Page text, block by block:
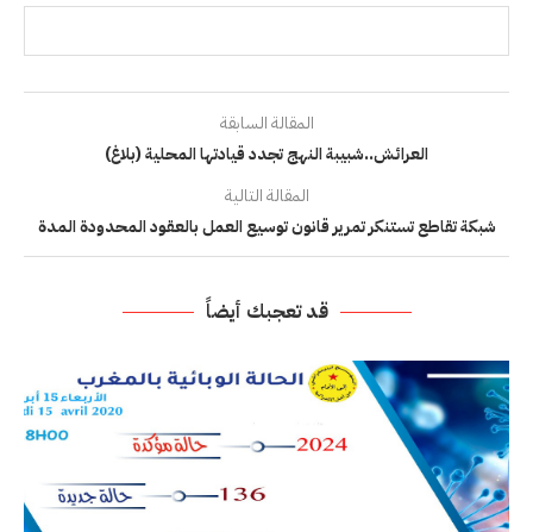
المقالة السابقة
العرائش..شبيبة النهج تجدد قيادتها المحلية (بلاغ)
المقالة التالية
شبكة تقاطع تستنكر تمرير قانون توسيع العمل بالعقود المحدودة المدة
قد تعجبك أيضاً